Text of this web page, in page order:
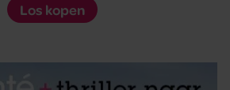
Los kopen